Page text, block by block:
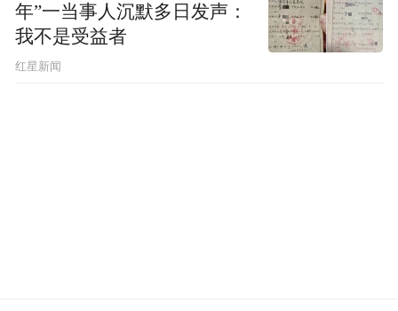
年”一当事人沉默多日发声：
我不是受益者
红星新闻